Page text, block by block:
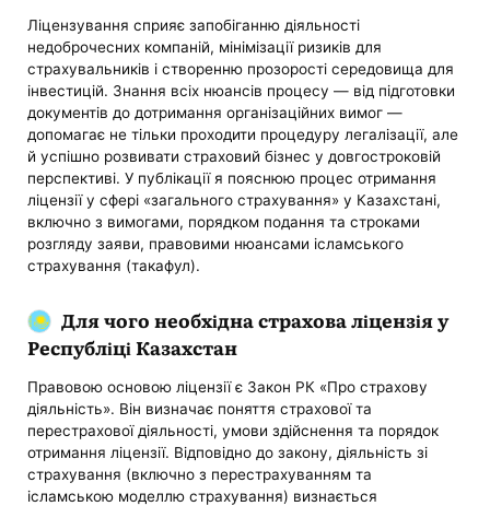
Ліцензування сприяє запобіганню діяльності
недоброчесних компаній, мінімізації ризиків для
страхувальників і створенню прозорості середовища для
інвестицій. Знання всіх нюансів процесу — від підготовки
документів до дотримання організаційних вимог —
допомагає не тільки проходити процедуру легалізації, але
й успішно розвивати страховий бізнес у довгостроковій
перспективі. У публікації я пояснюю процес отримання
ліцензії у сфері «загального страхування» у Казахстані,
включно з вимогами, порядком подання та строками
розгляду заяви, правовими нюансами ісламського
страхування (такафул).
Для чого необхідна страхова ліцензія у
Республіці Казахстан
Правовою основою ліцензії є Закон РК «Про страхову
діяльність». Він визначає поняття страхової та
перестрахової діяльності, умови здійснення та порядок
отримання ліцензії. Відповідно до закону, діяльність зі
страхування (включно з перестрахуванням та
ісламською моделлю страхування) визнається